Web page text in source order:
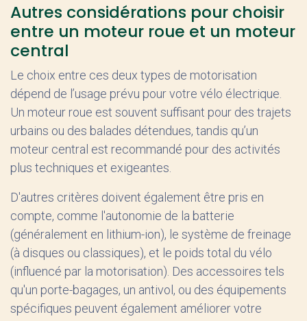
Autres considérations pour choisir
entre un moteur roue et un moteur
central
Le choix entre ces deux types de motorisation
dépend de l’usage prévu pour votre vélo électrique.
Un moteur roue est souvent suffisant pour des trajets
urbains ou des balades détendues, tandis qu’un
moteur central est recommandé pour des activités
plus techniques et exigeantes.
D'autres critères doivent également être pris en
compte, comme l'autonomie de la batterie
(généralement en lithium-ion), le système de freinage
(à disques ou classiques), et le poids total du vélo
(influencé par la motorisation). Des accessoires tels
qu'un porte-bagages, un antivol, ou des équipements
spécifiques peuvent également améliorer votre